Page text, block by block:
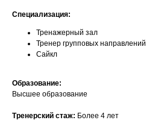
Специализация:
Тренажерный зал
Тренер групповых направлений
Сайкл
Образование:
Высшее образование
Тренерский стаж: Более 4 лет